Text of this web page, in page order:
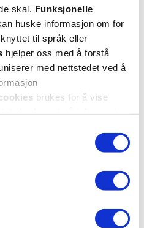
skal. Funksjonelle
huske informasjon om for
til språk eller
hjelper oss med å forstå
med nettstedet ved å
brukes for å vise
1